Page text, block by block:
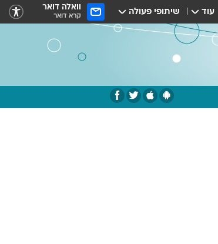
עוד שיתופי פעולה וואלה דואר
קרא דואר